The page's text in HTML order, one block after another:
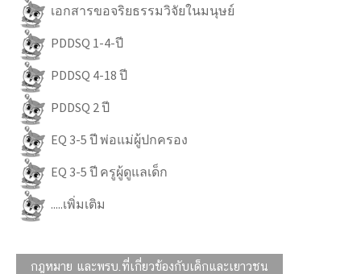
เอกสารขอจริยธรรมวิจัยในมนุษย์
PDDSQ 1-4-ปี
PDDSQ 4-18 ปี
PDDSQ 2 ปี
EQ 3-5 ปี พ่อแม่ผู้ปกครอง
EQ 3-5 ปี ครูผู้ดูแลเด็ก
.....เพิ่มเติม
กฎหมาย และพรบ.ที่เกี่ยวข้องกับเด็กและเยาวชน